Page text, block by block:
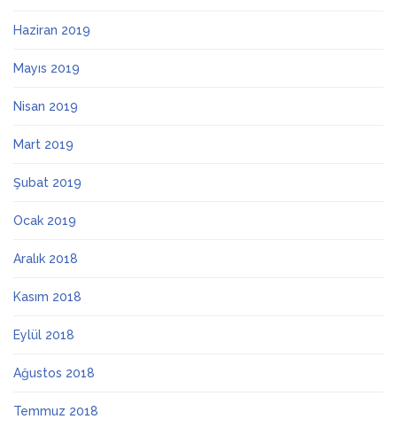
Haziran 2019
Mayıs 2019
Nisan 2019
Mart 2019
Şubat 2019
Ocak 2019
Aralık 2018
Kasım 2018
Eylül 2018
Ağustos 2018
Temmuz 2018